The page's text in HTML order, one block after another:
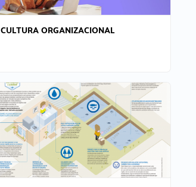
CULTURA ORGANIZACIONAL